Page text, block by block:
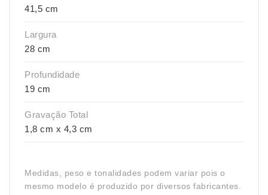
41,5 cm
Largura
28 cm
Profundidade
19 cm
Gravação Total
1,8 cm x 4,3 cm
Medidas, peso e tonalidades podem variar pois o
mesmo modelo é produzido por diversos fabricantes.